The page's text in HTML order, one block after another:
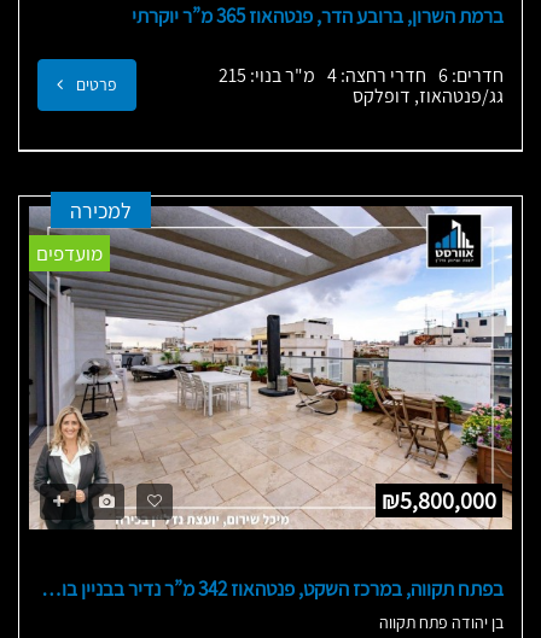
ברמת השרון, ברובע הדר, פנטהאוז 365 מ”ר יוקרתי
חדרים: 6 חדרי רחצה: 4
מ"ר בנוי: 215
גג/פנטהאוז, דופלקס
פרטים
מועדפים
למכירה
₪5,800,000
בפתח תקווה, במרכז השקט, פנטהאוז 342 מ”ר נדיר בבניין בוטיק
בן יהודה פתח תקווה